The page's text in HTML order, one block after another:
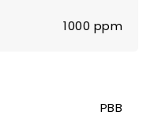
1000 ppm
PBB